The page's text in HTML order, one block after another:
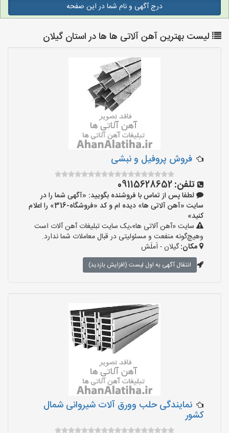
درج آگهی و نام شما در این صفحه
لیست بهترین آهن آلاتی ها ها در استان گیلان
فروش پروفیل و نبشی
تلفن:09115628652
لطفا پس از تماس با فروشنده بگویید: «آگهی شما را در
سایت «آهن آلاتی ها» دیده ام و کد «فروشگاه-316» را اعلام
کنید»
سایت «آهن آلاتی ها»،یک سایت تبلیغات آهن آلات است
وهیچ‌گونه منفعت و مسئولیتی در قبال معاملات شما ندارد.
مکان:گیلان - اَملَش
انتقال آگهی به اول لیست (افزایش بازدید)
نمایندگی حلب وورق آلات شیروانی شمال
کشور